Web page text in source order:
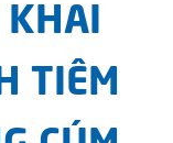
KHAI
TIÊM